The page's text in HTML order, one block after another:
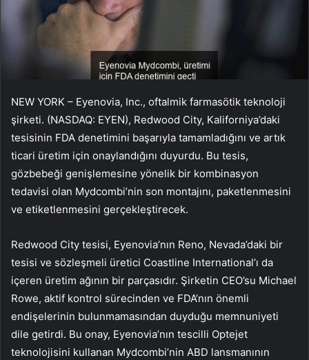
NEW YORK – Eyenovia, Inc., oftalmik farmasötik teknoloji
şirketi. (NASDAQ: EYEN), Redwood City, Kaliforniya’daki
tesisinin FDA denetimini başarıyla tamamladığını ve artık
ticari üretim için onaylandığını duyurdu. Bu tesis,
gözbebeği genişlemesine yönelik bir kombinasyon
tedavisi olan Mydcombi’nin son montajını, paketlenmesini
ve etiketlenmesini gerçekleştirecek.
Redwood City tesisi, Eyenovia’nın Reno, Nevada’daki bir
tesisi ve sözleşmeli üretici Coastline International’ı da
içeren üretim ağının bir parçasıdır. Şirketin CEO’su Michael
Rowe, aktif kontrol sürecinden ve FDA’nın önemli
endişelerinin bulunmamasından duyduğu memnuniyeti
dile getirdi. Bu onay, Eyenovia’nın tescilli Optejet
teknolojisini kullanan Mydcombi’nin ABD lansmanının